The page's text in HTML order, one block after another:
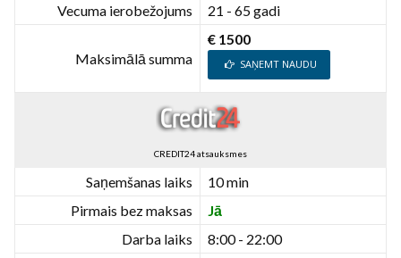
Vecuma ierobežojums
21 - 65 gadi
Maksimālā summa
€ 1500
SAŅEMT NAUDU
CREDIT24 atsauksmes
Saņemšanas laiks
10 min
Pirmais bez maksas
Jā
Darba laiks
8:00 - 22:00